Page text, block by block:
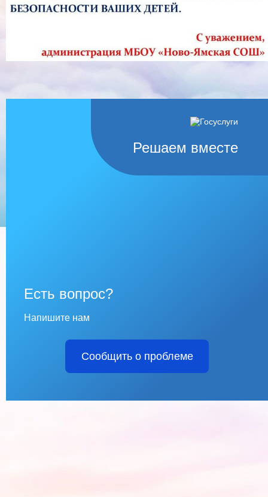
Решаем вместе
Есть вопрос?
Напишите нам
Сообщить о проблеме